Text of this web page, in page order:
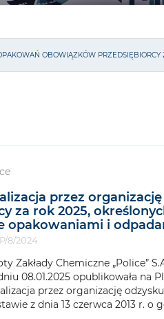
OBOWIĄZKÓW
przez
za rok 2025,
opakowaniami i
8/2024
Zakłady Chemiczne „Police”
08.01.2025 opublikowała na
przez organizację
z dnia 13 czerwca 2013 r.